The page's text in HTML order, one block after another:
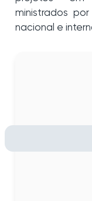
ministrados
nacional e